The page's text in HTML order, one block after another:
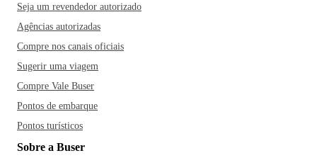
Seja um revendedor autorizado
Agências autorizadas
Compre nos canais oficiais
Sugerir uma viagem
Compre Vale Buser
Pontos de embarque
Pontos turísticos
Sobre a Buser